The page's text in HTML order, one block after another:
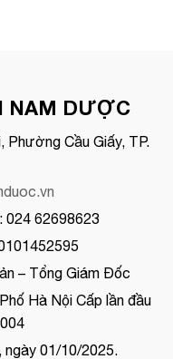
NAM DƯỢC
Cầu Giấy, TP.
024 62698623
– Tổng Giám Đốc
Hà Nội Cấp lần đầu
01/10/2025.